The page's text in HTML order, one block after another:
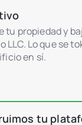
tu propiedad y
LLC. Lo que se
en sí.
tu